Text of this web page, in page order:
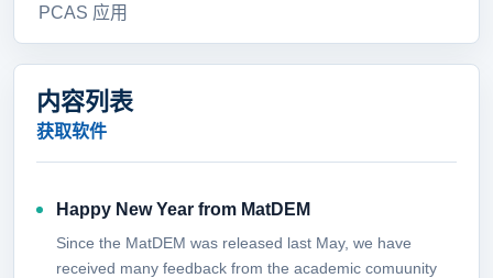
PCAS 应用
内容列表
获取软件
Happy New Year from MatDEM
Since the MatDEM was released last May, we have
received many feedback from the academic comuunity